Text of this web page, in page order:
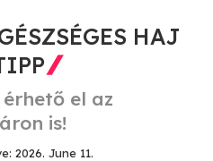
HAJ
el az
is!
2026. June 11.